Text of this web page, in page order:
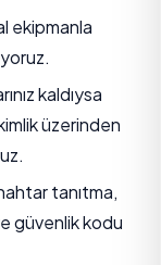
ekipmanla
kaldıysa
üzerinden
tanıtma,
güvenlik kodu